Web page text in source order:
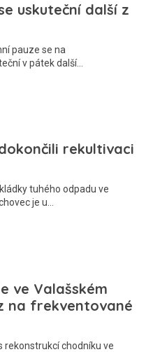
uskuteční další z
pauze se na
v pátek další…
rekultivaci
tuhého odpadu ve
je u…
ve Valašském
na frekventované
rekonstrukcí chodníku ve